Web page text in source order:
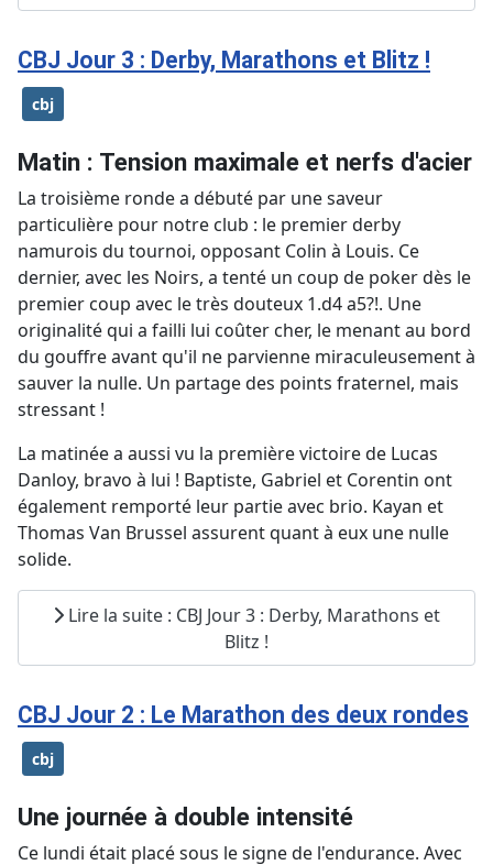
CBJ Jour 3 : Derby, Marathons et Blitz !
cbj
Matin : Tension maximale et nerfs d'acier
La troisième ronde a débuté par une saveur
particulière pour notre club : le premier derby
namurois du tournoi, opposant Colin à Louis. Ce
dernier, avec les Noirs, a tenté un coup de poker dès le
premier coup avec le très douteux 1.d4 a5?!. Une
originalité qui a failli lui coûter cher, le menant au bord
du gouffre avant qu'il ne parvienne miraculeusement à
sauver la nulle. Un partage des points fraternel, mais
stressant !
La matinée a aussi vu la première victoire de Lucas
Danloy, bravo à lui ! Baptiste, Gabriel et Corentin ont
également remporté leur partie avec brio. Kayan et
Thomas Van Brussel assurent quant à eux une nulle
solide.
Lire la suite : CBJ Jour 3 : Derby, Marathons et
Blitz !
CBJ Jour 2 : Le Marathon des deux rondes
cbj
Une journée à double intensité
Ce lundi était placé sous le signe de l'endurance. Avec